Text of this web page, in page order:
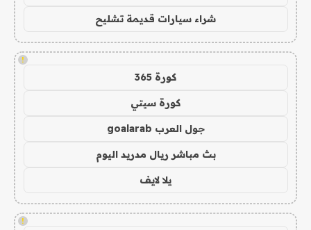
شراء سيارات قديمة تشليح
!
كورة 365
كورة سيتي
جول العرب goalarab
بث مباشر ريال مدريد اليوم
يلا لايف
!